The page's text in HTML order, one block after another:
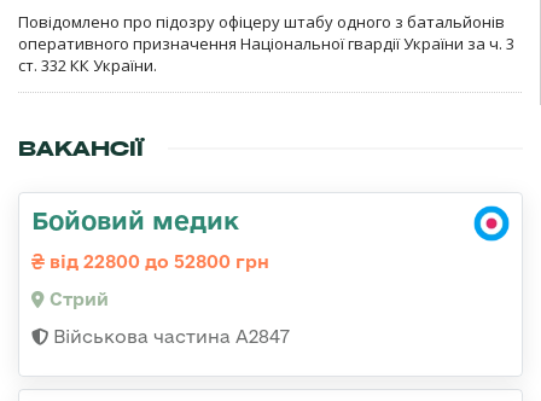
Повідомлено про підозру офіцеру штабу одного з батальйонів
оперативного призначення Національної гвардії України за ч. 3
ст. 332 КК України.
ВАКАНСІЇ
Бойовий медик
від 22800 до 52800 грн
Стрий
Військова частина А2847